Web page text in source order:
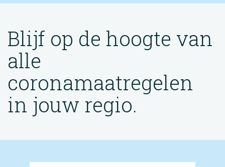
Blijf op de hoogte van
alle
coronamaatregelen
in jouw regio.